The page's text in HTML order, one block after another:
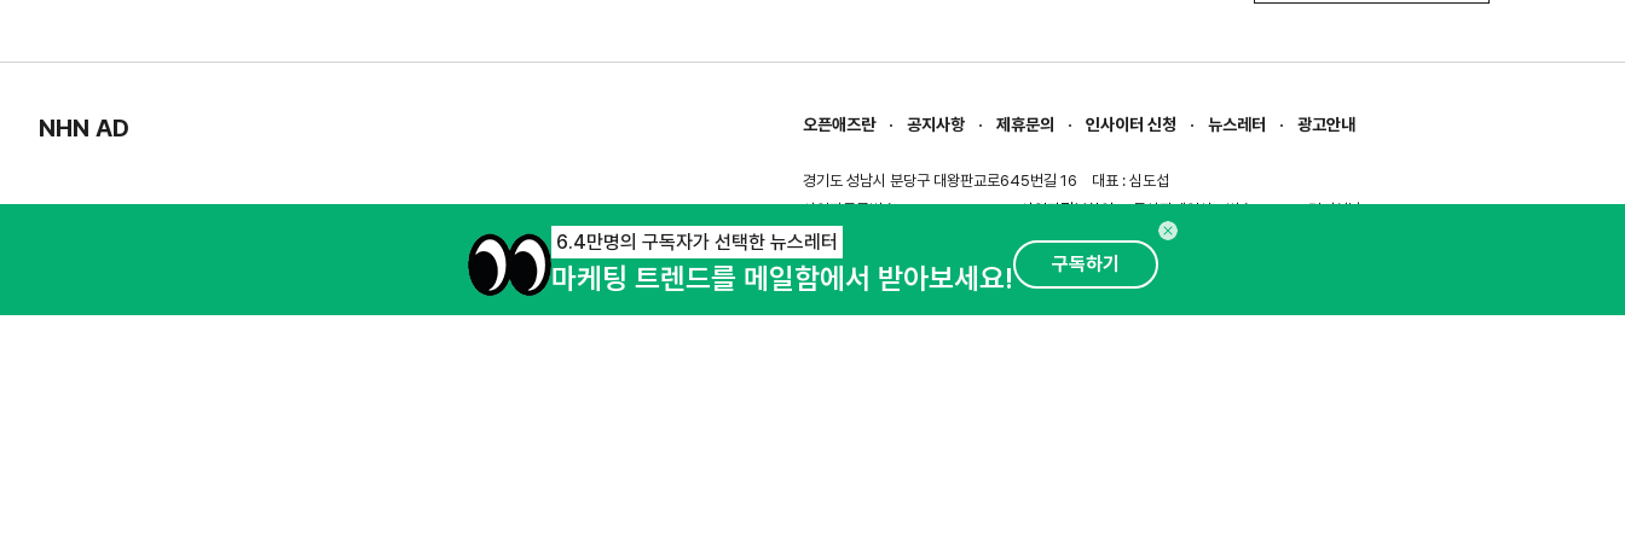
NHN AD 오픈애즈란 공지사항 제휴문의 인사이터 신청 뉴스레터 광고안내
경기도 성남시 분당구 대왕판교로645번길 16
대표 : 심도섭
사업자등록번호 : 144-81-27690(사업자정보확인)
통신판매업신고번호 : 2014-경기성남-1023
호스팅서비스사업자 : 오픈애즈
서비스•광고 문의 :1800-2198
6.4만명의 구독자가 선택한 뉴스레터
마케팅 트렌드를 메일함에서 받아보세요! 구독하기